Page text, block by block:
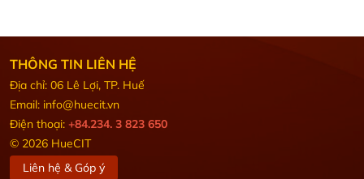
THÔNG TIN LIÊN HỆ
Địa chỉ: 06 Lê Lợi, TP. Huế
Email: info@huecit.vn
Điện thoại: +84.234. 3 823 650
© 2026 HueCIT
Liên hệ & Góp ý